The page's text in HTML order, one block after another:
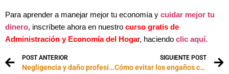
Para aprender a manejar mejor tu economía y cuidar mejor tu
dinero, inscríbete ahora en nuestro curso gratis de
Administración y Economía del Hogar, haciendo clic aquí.
POST ANTERIOR
Negligencia y daño profesional… ¿cuándo demandar?
SIGUIENTE POST
Cómo evitar los engaños con las tarjetas de crédito